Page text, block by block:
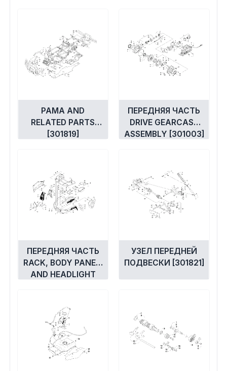
РАМА AND
RELATED PARTS
[301819]
ПЕРЕДНЯЯ ЧАСТЬ
DRIVE GEARCASE
ASSEMBLY [301003]
ПЕРЕДНЯЯ ЧАСТЬ
RACK, BODY PANEL,
AND HEADLIGHT
УЗЕЛ ПЕРЕДНЕЙ
ПОДВЕСКИ [301821]